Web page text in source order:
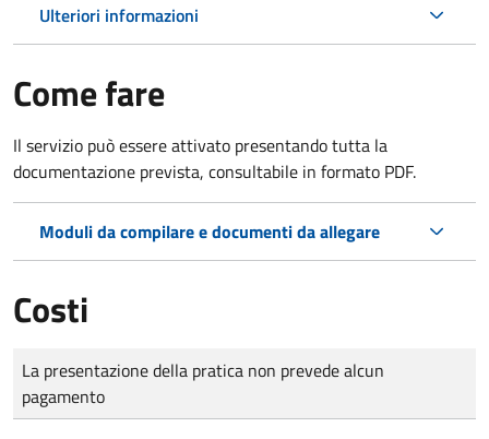
Ulteriori informazioni
Come fare
Il servizio può essere attivato presentando tutta la
documentazione prevista, consultabile in formato PDF.
Moduli da compilare e documenti da allegare
Costi
Tipo di pagamento
Importo
La presentazione della pratica non prevede alcun
pagamento